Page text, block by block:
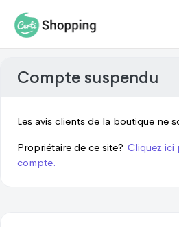
Compte suspendu
Les avis clients de la boutique ne
Propriétaire de ce site? Cliquez ici
compte.